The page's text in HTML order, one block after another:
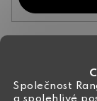
Společnost